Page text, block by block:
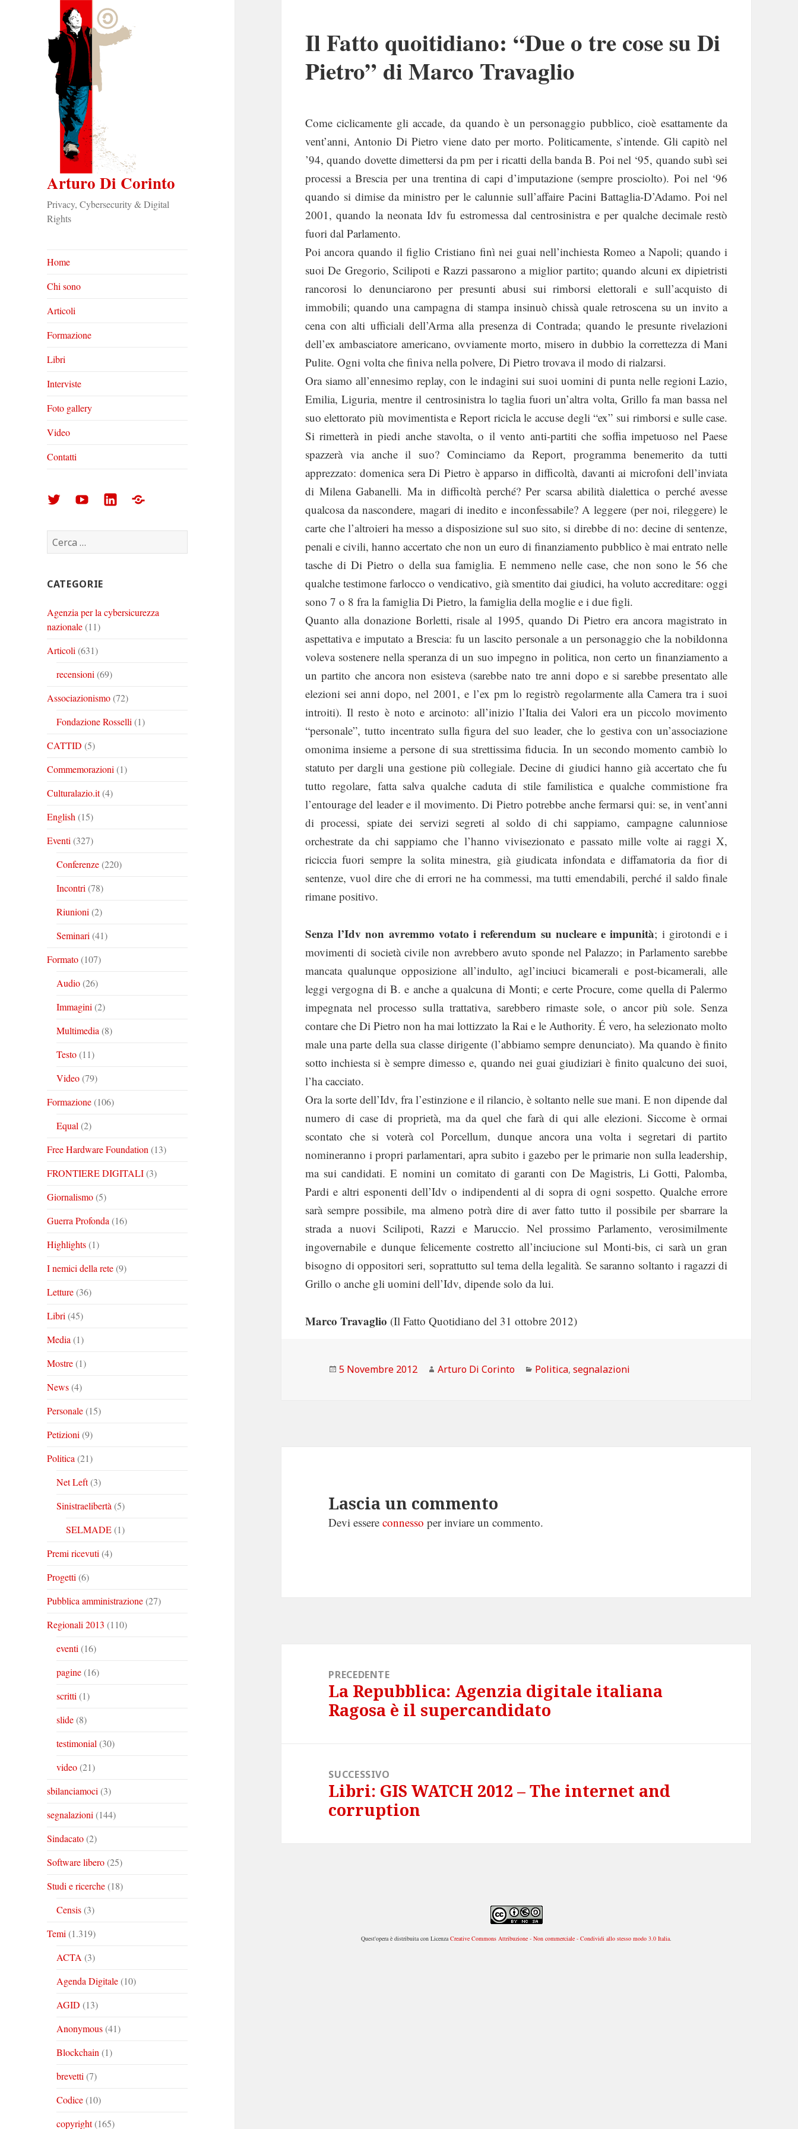
Arturo Di Corinto
Privacy, Cybersecurity & Digital
Rights
Home
Chi sono
Articoli
Formazione
Libri
Interviste
Foto gallery
Video
Contatti
Arturo
Corinto
su
Arturo
Corinto
su
Arturo
su
Foto
Ricerca
per:
CATEGORIE
Agenzia per la cybersicurezza
nazionale(11)
Articoli (631)
recensioni (69)
Associazionismo(72)
Fondazione Rosselli (1)
CATTID (5)
Commemorazioni (1)
Culturalazio.it(4)
English (15)
Eventi (327)
Conferenze(220)
Incontri (78)
Riunioni (2)
Seminari (41)
Formato(107)
Audio(26)
Immagini (2)
Multimedia (8)
Testo(11)
Video(79)
Formazione(106)
Equal (2)
Free Hardware Foundation (13)
FRONTIERE DIGITALI(3)
Giornalismo(5)
Guerra Profonda (16)
Highlights(1)
I nemici della rete(9)
Letture(36)
Libri (45)
Media (1)
Mostre(1)
News(4)
Personale(15)
Petizioni (9)
Politica (21)
Net Left(3)
Sinistraelibertà (5)
SELMADE(1)
Premi ricevuti (4)
Progetti (6)
Pubblica amministrazione(27)
Regionali 2013 (110)
eventi (16)
pagine(16)
scritti (1)
slide(8)
testimonial (30)
video(21)
sbilanciamoci (3)
segnalazioni (144)
Sindacato(2)
Software libero(25)
Studi e ricerche(18)
Censis(3)
Temi (1.319)
ACTA (3)
Agenda Digitale(10)
AGID (13)
Anonymous(41)
Blockchain (1)
brevetti (7)
Codice(10)
copyright(165)
Il Fatto quoitidiano: “Due o tre cose su Di
Pietro” di Marco Travaglio
Come ciclicamente gli accade, da quando è un personaggio pubblico, cioè esattamente da
vent’anni, Antonio Di Pietro viene dato per morto. Politicamente, s’intende. Gli capitò nel
’94, quando dovette dimettersi da pm per i ricatti della banda B. Poi nel ‘95, quando subì sei
processi a Brescia per una trentina di capi d’imputazione (sempre prosciolto). Poi nel ‘96
quando si dimise da ministro per le calunnie sull’affaire Pacini Battaglia-D’Adamo. Poi nel
2001, quando la neonata Idv fu estromessa dal centrosinistra e per qualche decimale restò
fuori dal Parlamento.
Poi ancora quando il figlio Cristiano finì nei guai nell’inchiesta Romeo a Napoli; quando i
suoi De Gregorio, Scilipoti e Razzi passarono a miglior partito; quando alcuni ex dipietristi
rancorosi lo denunciarono per presunti abusi sui rimborsi elettorali e sull’acquisto di
immobili; quando una campagna di stampa insinuò chissà quale retroscena su un invito a
cena con alti ufficiali dell’Arma alla presenza di Contrada; quando le presunte rivelazioni
dell’ex ambasciatore americano, ovviamente morto, misero in dubbio la correttezza di Mani
Pulite. Ogni volta che finiva nella polvere, Di Pietro trovava il modo di rialzarsi.
Ora siamo all’ennesimo replay, con le indagini sui suoi uomini di punta nelle regioni Lazio,
Emilia, Liguria, mentre il centrosinistra lo taglia fuori un’altra volta, Grillo fa man bassa nel
suo elettorato più movimentista e Report ricicla le accuse degli “ex” sui rimborsi e sulle case.
Si rimetterà in piedi anche stavolta, o il vento anti-partiti che soffia impetuoso nel Paese
spazzerà via anche il suo? Cominciamo da Report, programma benemerito da tutti
apprezzato: domenica sera Di Pietro è apparso in difficoltà, davanti ai microfoni dell’inviata
di Milena Gabanelli. Ma in difficoltà perché? Per scarsa abilità dialettica o perché avesse
qualcosa da nascondere, magari di inedito e inconfessabile? A leggere (per noi, rileggere) le
carte che l’altroieri ha messo a disposizione sul suo sito, si direbbe di no: decine di sentenze,
penali e civili, hanno accertato che non un euro di finanziamento pubblico è mai entrato nelle
tasche di Di Pietro o della sua famiglia. E nemmeno nelle case, che non sono le 56 che
qualche testimone farlocco o vendicativo, già smentito dai giudici, ha voluto accreditare: oggi
sono 7 o 8 fra la famiglia Di Pietro, la famiglia della moglie e i due figli.
Quanto alla donazione Borletti, risale al 1995, quando Di Pietro era ancora magistrato in
aspettativa e imputato a Brescia: fu un lascito personale a un personaggio che la nobildonna
voleva sostenere nella speranza di un suo impegno in politica, non certo un finanziamento a
un partito che ancora non esisteva (sarebbe nato tre anni dopo e si sarebbe presentato alle
elezioni sei anni dopo, nel 2001, e l’ex pm lo registrò regolarmente alla Camera tra i suoi
introiti). Il resto è noto e arcinoto: all’inizio l’Italia dei Valori era un piccolo movimento
“personale”, tutto incentrato sulla figura del suo leader, che lo gestiva con un’associazione
omonima insieme a persone di sua strettissima fiducia. In un secondo momento cambiò lo
statuto per dargli una gestione più collegiale. Decine di giudici hanno già accertato che fu
tutto regolare, fatta salva qualche caduta di stile familistica e qualche commistione fra
l’entourage del leader e il movimento. Di Pietro potrebbe anche fermarsi qui: se, in vent’anni
di processi, spiate dei servizi segreti al soldo di chi sappiamo, campagne calunniose
orchestrate da chi sappiamo che l’hanno vivisezionato e passato mille volte ai raggi X,
riciccia fuori sempre la solita minestra, già giudicata infondata e diffamatoria da fior di
sentenze, vuol dire che di errori ne ha commessi, ma tutti emendabili, perché il saldo finale
rimane positivo.
Senza l’Idv non avremmo votato i referendum su nucleare e impunità; i girotondi e i
movimenti di società civile non avrebbero avuto sponde nel Palazzo; in Parlamento sarebbe
mancata qualunque opposizione all’indulto, agl’inciuci bicamerali e post-bicamerali, alle
leggi vergogna di B. e anche a qualcuna di Monti; e certe Procure, come quella di Palermo
impegnata nel processo sulla trattativa, sarebbero rimaste sole, o ancor più sole. Senza
contare che Di Pietro non ha mai lottizzato la Rai e le Authority. É vero, ha selezionato molto
male una parte della sua classe dirigente (l’abbiamo sempre denunciato). Ma quando è finito
sotto inchiesta si è sempre dimesso e, quando nei guai giudiziari è finito qualcuno dei suoi,
l’ha cacciato.
Ora la sorte dell’Idv, fra l’estinzione e il rilancio, è soltanto nelle sue mani. E non dipende dal
numero di case di proprietà, ma da quel che farà di qui alle elezioni. Siccome è ormai
scontato che si voterà col Porcellum, dunque ancora una volta i segretari di partito
nomineranno i propri parlamentari, apra subito i gazebo per le primarie non sulla leadership,
ma sui candidati. E nomini un comitato di garanti con De Magistris, Li Gotti, Palomba,
Pardi e altri esponenti dell’Idv o indipendenti al di sopra di ogni sospetto. Qualche errore
sarà sempre possibile, ma almeno potrà dire di aver fatto tutto il possibile per sbarrare la
strada a nuovi Scilipoti, Razzi e Maruccio. Nel prossimo Parlamento, verosimilmente
ingovernabile e dunque felicemente costretto all’inciucione sul Monti-bis, ci sarà un gran
bisogno di oppositori seri, soprattutto sul tema della legalità. Se saranno soltanto i ragazzi di
Grillo o anche gli uomini dell’Idv, dipende solo da lui.
Marco Travaglio (Il Fatto Quotidiano del 31 ottobre 2012)
Scritto
5 Novembre 2012 Autore
Arturo Di Corinto Categorie
Politica,segnalazioni
Lascia un commento
Devi essereconnesso per inviare un commento.
PRECEDENTE
Articolo
precedente:
La Repubblica: Agenzia digitale italiana
Ragosa è il supercandidato
SUCCESSIVO
Articolo
successivo:
Libri: GIS WATCH 2012 – The internet and
corruption
Quest'opera è distribuita con LicenzaCreative Commons Attribuzione - Non commerciale - Condividi allo stesso modo 3.0 Italia.